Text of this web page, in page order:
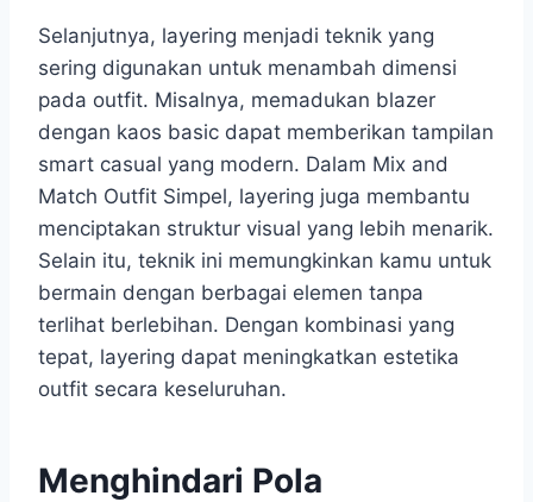
Selanjutnya, layering menjadi teknik yang
sering digunakan untuk menambah dimensi
pada outfit. Misalnya, memadukan blazer
dengan kaos basic dapat memberikan tampilan
smart casual yang modern. Dalam Mix and
Match Outfit Simpel, layering juga membantu
menciptakan struktur visual yang lebih menarik.
Selain itu, teknik ini memungkinkan kamu untuk
bermain dengan berbagai elemen tanpa
terlihat berlebihan. Dengan kombinasi yang
tepat, layering dapat meningkatkan estetika
outfit secara keseluruhan.
Menghindari Pola